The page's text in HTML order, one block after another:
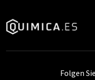
Folgen